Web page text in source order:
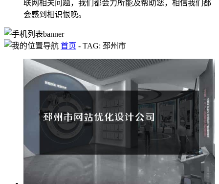
联网相关问题，我们都会力所能及帮助您，相信我们都
会感到相识恨晚。
首页 - TAG: 邳州市